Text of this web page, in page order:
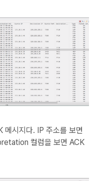
메시지다. IP 주소를 보면
컬럼을 보면 ACK